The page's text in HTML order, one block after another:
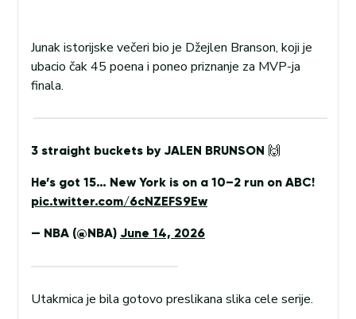
Junak istorijske večeri bio je Džejlen Branson, koji je
ubacio čak 45 poena i poneo priznanje za MVP-ja
finala.
3 straight buckets by JALEN BRUNSON 🙌
He’s got 15… New York is on a 10–2 run on ABC!
pic.twitter.com/6cNZEFS9Ew
— NBA (@NBA) June 14, 2026
Utakmica je bila gotovo preslikana slika cele serije.